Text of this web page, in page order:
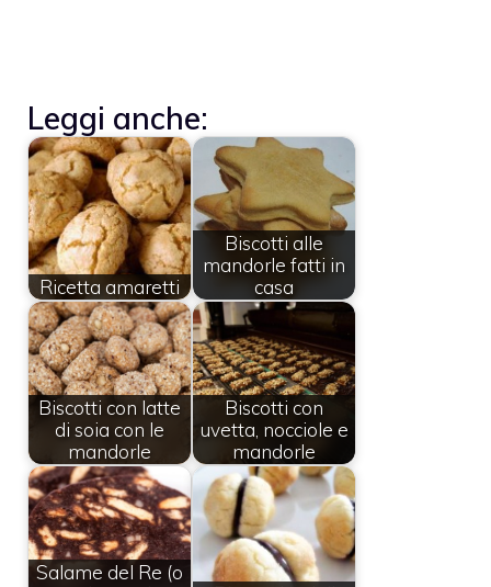
Leggi anche:
Ricetta amaretti
Biscotti alle
mandorle fatti in
casa
Biscotti con latte
di soia con le
mandorle
Biscotti con
uvetta, nocciole e
mandorle
Salame del Re (o